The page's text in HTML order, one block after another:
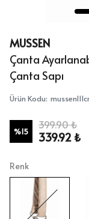
MUSSEN
Çanta
Çanta Sapı
Ürün Kodu:
%15
399.90 ₺
339.92 ₺
Renk